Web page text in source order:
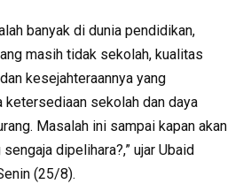
banyak di dunia pendidikan,
masih tidak sekolah, kualitas
kesejahteraannya yang
ketersediaan sekolah dan daya
Masalah ini sampai kapan akan
dipelihara?,” ujar Ubaid
(25/8).